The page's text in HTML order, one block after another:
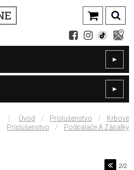
►
►
⋮ Úvod / Príslušenstvo /
Krbové
Príslušenstvo
/ Podpalače A Zápalky
2/2